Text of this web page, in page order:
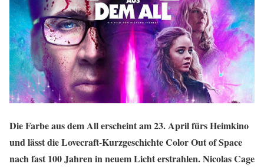
Die Farbe aus dem All erscheint am 23. April fürs Heimkino
und lässt die Lovecraft-Kurzgeschichte Color Out of Space
nach fast 100 Jahren in neuem Licht erstrahlen. Nicolas Cage